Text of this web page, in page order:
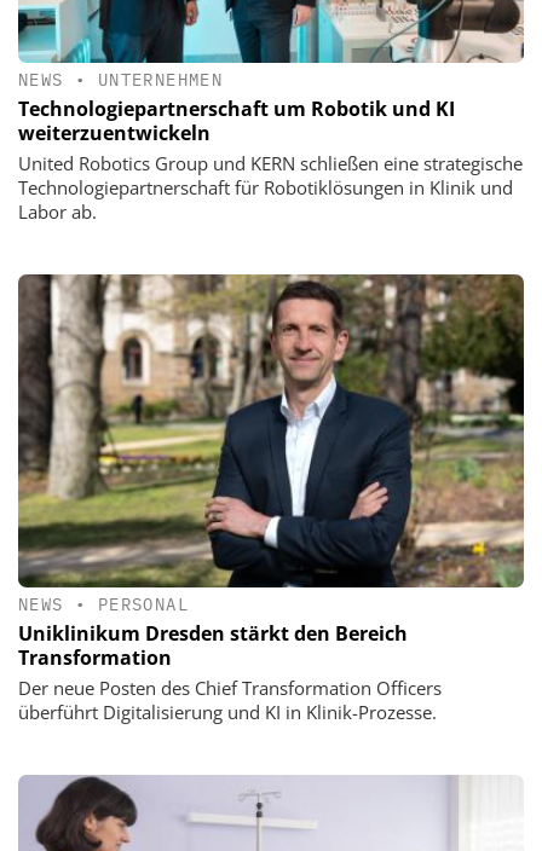
NEWS • UNTERNEHMEN
Technologiepartnerschaft um Robotik und KI
weiterzuentwickeln
United Robotics Group und KERN schließen eine strategische
Technologiepartnerschaft für Robotiklösungen in Klinik und
Labor ab.
NEWS • PERSONAL
Uniklinikum Dresden stärkt den Bereich
Transformation
Der neue Posten des Chief Transformation Officers
überführt Digitalisierung und KI in Klinik-Prozesse.